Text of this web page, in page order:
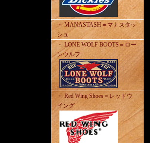
・ MANASTASH＝マナスタッ
シュ
・ LONE WOLF BOOTS＝ロー
ンウルフ
・ Red Wing Shoes＝レッドウ
イング